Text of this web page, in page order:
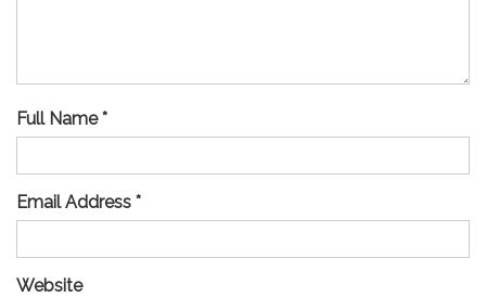
Full Name *
Email Address *
Website